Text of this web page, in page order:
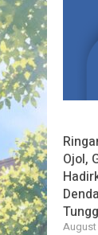
Ojol,
August